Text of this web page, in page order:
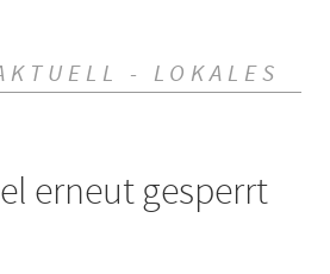
- LOKALES
erneut gesperrt